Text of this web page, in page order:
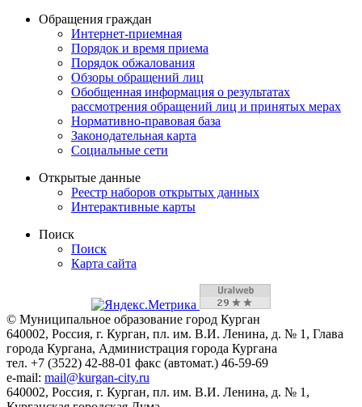
Обращения граждан
Интернет-приемная
Порядок и время приема
Порядок обжалования
Обзоры обращений лиц
Обобщенная информация о результатах
рассмотрения обращений лиц и принятых мерах
Нормативно-правовая база
Законодательная карта
Социальные сети
Открытые данные
Реестр наборов открытых данных
Интерактивные карты
Поиск
Поиск
Карта сайта
© Муниципальное образование город Курган
640002, Россия, г. Курган, пл. им. В.И. Ленина, д. № 1, Глава
города Кургана, Администрация города Кургана
тел. +7 (3522) 42-88-01 факс (автомат.) 46-59-69
e-mail: mail@kurgan-city.ru
640002, Россия, г. Курган, пл. им. В.И. Ленина, д. № 1,